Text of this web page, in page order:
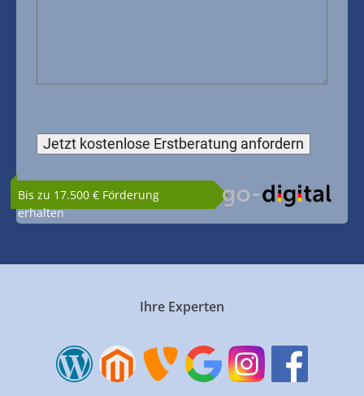
Bis zu 17.500 € Förderung
erhalten
Ihre Experten